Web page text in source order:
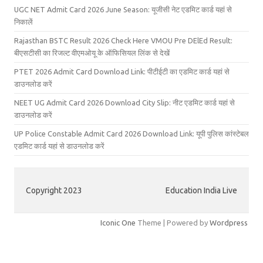
UGC NET Admit Card 2026 June Season: यूजीसी नेट एडमिट कार्ड यहां से
निकालें
Rajasthan BSTC Result 2026 Check Here VMOU Pre DElEd Result:
बीएसटीसी का रिजल्ट वीएमओयू के ऑफिसियल लिंक से देखें
PTET 2026 Admit Card Download Link: पीटीईटी का एडमिट कार्ड यहां से
डाउनलोड करें
NEET UG Admit Card 2026 Download City Slip: नीट एडमिट कार्ड यहां से
डाउनलोड करें
UP Police Constable Admit Card 2026 Download Link: यूपी पुलिस कांस्टेबल
एडमिट कार्ड यहां से डाउनलोड करें
Copyright 2023 Education India Live
Iconic One Theme | Powered by Wordpress